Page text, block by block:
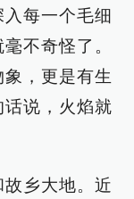
每一个毛细
不奇怪了。
，更是有生
话说，火焰就
乡大地。近